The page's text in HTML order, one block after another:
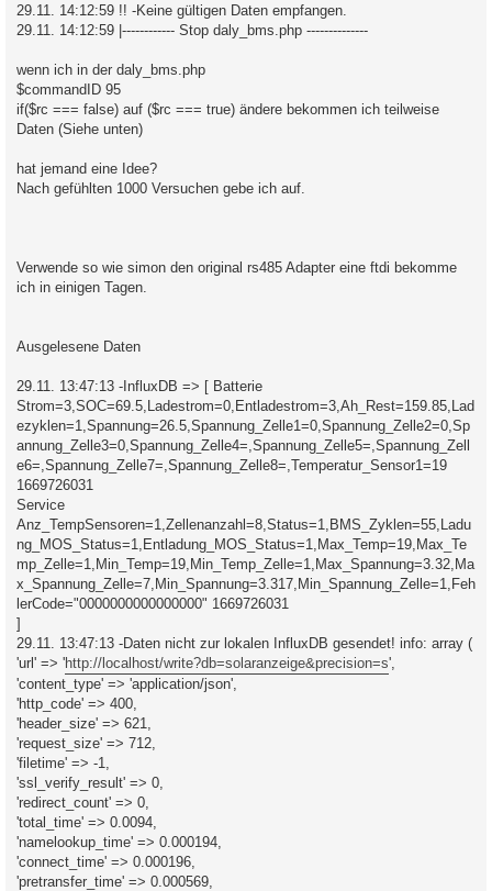
29.11. 14:12:59 !! -Keine gültigen Daten empfangen.
29.11. 14:12:59 |------------ Stop daly_bms.php --------------
wenn ich in der daly_bms.php
$commandID 95
if($rc === false) auf ($rc === true) ändere bekommen ich teilweise
Daten (Siehe unten)
hat jemand eine Idee?
Nach gefühlten 1000 Versuchen gebe ich auf.
Verwende so wie simon den original rs485 Adapter eine ftdi bekomme
ich in einigen Tagen.
Ausgelesene Daten
29.11. 13:47:13 -InfluxDB => [ Batterie
Strom=3,SOC=69.5,Ladestrom=0,Entladestrom=3,Ah_Rest=159.85,Lad
ezyklen=1,Spannung=26.5,Spannung_Zelle1=0,Spannung_Zelle2=0,Sp
annung_Zelle3=0,Spannung_Zelle4=,Spannung_Zelle5=,Spannung_Zell
e6=,Spannung_Zelle7=,Spannung_Zelle8=,Temperatur_Sensor1=19
1669726031
Service
Anz_TempSensoren=1,Zellenanzahl=8,Status=1,BMS_Zyklen=55,Ladu
ng_MOS_Status=1,Entladung_MOS_Status=1,Max_Temp=19,Max_Te
mp_Zelle=1,Min_Temp=19,Min_Temp_Zelle=1,Max_Spannung=3.32,Ma
x_Spannung_Zelle=7,Min_Spannung=3.317,Min_Spannung_Zelle=1,Feh
lerCode="0000000000000000" 1669726031
]
29.11. 13:47:13 -Daten nicht zur lokalen InfluxDB gesendet! info: array (
'url' => 'http://localhost/write?db=solaranzeige&precision=s',
'content_type' => 'application/json',
'http_code' => 400,
'header_size' => 621,
'request_size' => 712,
'filetime' => -1,
'ssl_verify_result' => 0,
'redirect_count' => 0,
'total_time' => 0.0094,
'namelookup_time' => 0.000194,
'connect_time' => 0.000196,
'pretransfer_time' => 0.000569,